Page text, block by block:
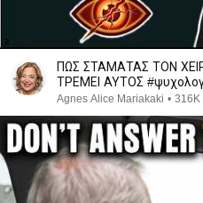
ΠΩΣ ΣΤΑΜΑΤΑΣ ΤΟΝ
ΤΡΕΜΕΙ ΑΥΤΟΣ
Agnes Alice Mariakaki • 316K